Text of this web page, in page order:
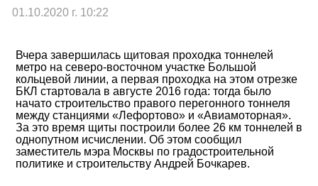
01.10.2020 г. 10:22
Вчера завершилась щитовая проходка тоннелей
метро на северо-восточном участке Большой
кольцевой линии, а первая проходка на этом отрезке
БКЛ стартовала в августе 2016 года: тогда было
начато строительство правого перегонного тоннеля
между станциями «Лефортово» и «Авиамоторная».
За это время щиты построили более 26 км тоннелей в
однопутном исчислении. Об этом сообщил
заместитель мэра Москвы по градостроительной
политике и строительству Андрей Бочкарев.